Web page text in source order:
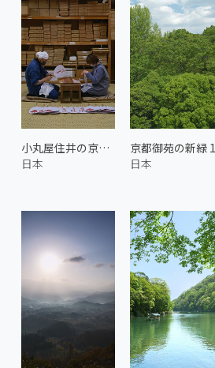
小丸屋住井の京丸うちわ 3
日本
京都御苑の新緑 1
日本